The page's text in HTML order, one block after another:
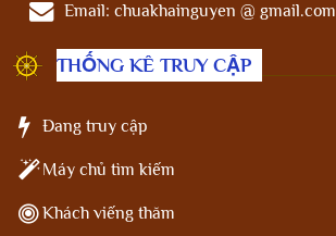
Email: chuakhainguyen @ gmail.com
THỐNG KÊ TRUY CẬP
Đang truy cập
Máy chủ tìm kiếm
Khách viếng thăm